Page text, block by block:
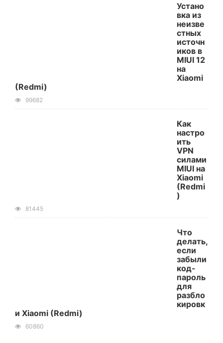
Устано
вка из
неизве
стных
источн
иков в
MIUI 12
на
Xiaomi
(Redmi)
99682
Как
настро
ить
VPN
силами
MIUI на
Xiaomi
(Redmi
)
81445
Что
делать,
если
забыли
код-
пароль
для
разбло
кировк
и Xiaomi (Redmi)
60860